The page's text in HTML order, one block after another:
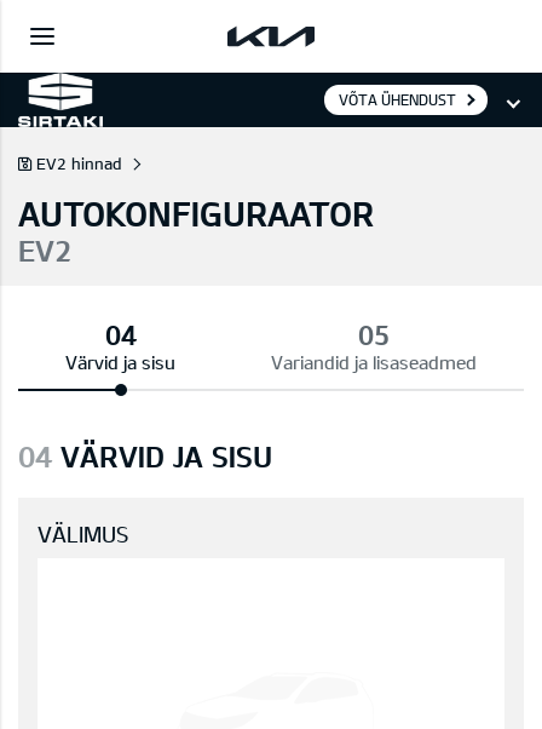
VÕTA ÜHENDUST
EV2 hinnad
AUTOKONFIGURAATOR
EV2
Värvid ja sisu Variandid ja lisaseadmed
04 VÄRVID JA SISU
VÄLIMUS